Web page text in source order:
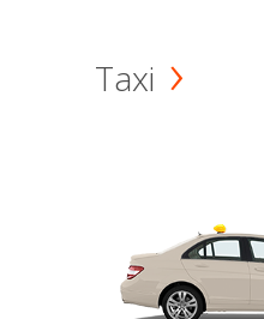
Taxi